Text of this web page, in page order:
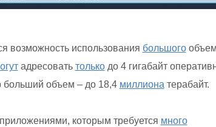
возможность использования большого
адресовать толькодо 4 гигабайт
больший объем – до 18,4 миллиона терабайт.
которым требуется много